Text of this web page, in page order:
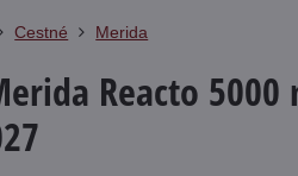
Cestné Merida
Reacto 5000